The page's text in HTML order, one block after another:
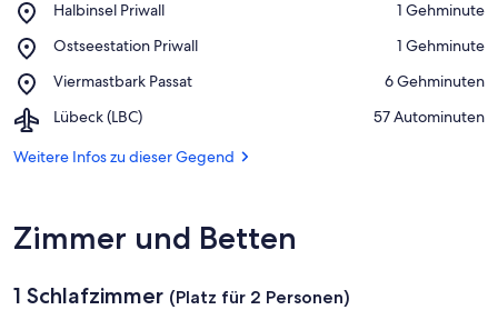
Halbinsel Priwall
Place,
Priwall
‪1 Gehminute‬
Ostseestation Priwall
Place,
Priwall
‪1 Gehminute‬
Viermastbark Passat
Place,
Passat
‪6 Gehminuten‬
Lübeck (LBC)
Airport,
(LBC)
‪57 Autominuten‬
Weitere Infos zu dieser Gegend
Zimmer und Betten
1 Schlafzimmer (Platz für 2 Personen)